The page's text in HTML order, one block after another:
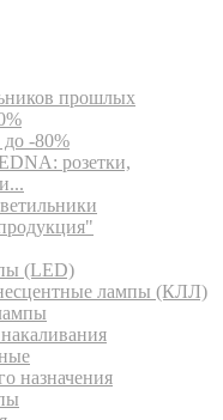
прошлых
-80%
розетки,
(LED)
лампы (КЛЛ)
назначения